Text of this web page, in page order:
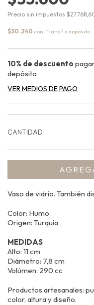
Precio sin impuestos
$30.240 con
10% de descuento
depósito
VER MEDIOS DE PAGO
CANTIDAD
Vaso de vidrio. También
Color: Humo
Origen: Turquía
MEDIDAS
Alto: 11 cm
Diámetro: 7,8 cm
Volúmen: 290 cc
Productos artesanales:
color, altura y diseño.